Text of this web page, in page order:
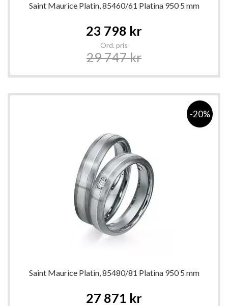
Saint Maurice Platin, 85460/61 Platina 950 5 mm
23 798 kr
Ord. pris
29 747 kr
-20%
Saint Maurice Platin, 85480/81 Platina 950 5 mm
27 871 kr